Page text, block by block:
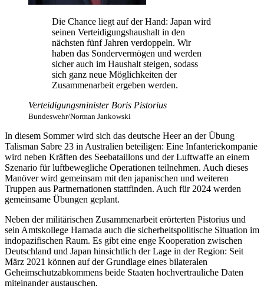
Die Chance liegt auf der Hand: Japan wird
seinen Verteidigungshaushalt in den
nächsten fünf Jahren verdoppeln. Wir
haben das Sondervermögen und werden
sicher auch im Haushalt steigen, sodass
sich ganz neue Möglichkeiten der
Zusammenarbeit ergeben werden.
Verteidigungsminister Boris Pistorius
Bundeswehr/Norman Jankowski
In diesem Sommer wird sich das deutsche Heer an der Übung
Talisman Sabre 23 in Australien beteiligen: Eine Infanteriekompanie
wird neben Kräften des Seebataillons und der Luftwaffe an einem
Szenario für luftbewegliche Operationen teilnehmen. Auch dieses
Manöver wird gemeinsam mit den japanischen und weiteren
Truppen aus Partnernationen stattfinden. Auch für 2024 werden
gemeinsame Übungen geplant.
Neben der militärischen Zusammenarbeit erörterten Pistorius und
sein Amtskollege Hamada auch die sicherheitspolitische Situation im
indopazifischen Raum. Es gibt eine enge Kooperation zwischen
Deutschland und Japan hinsichtlich der Lage in der Region: Seit
März 2021 können auf der Grundlage eines bilateralen
Geheimschutzabkommens beide Staaten hochvertrauliche Daten
miteinander austauschen.